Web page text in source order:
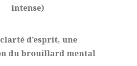
intense)
d’esprit, une
du brouillard mental